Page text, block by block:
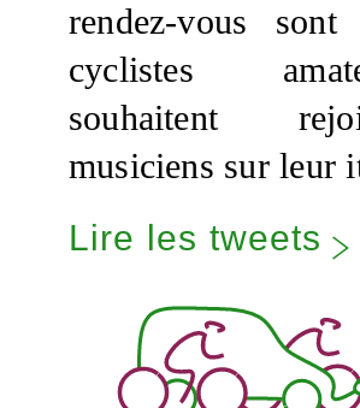
rendez-vous
cyclistes
souhaitent
musiciens sur leur
Lire les tweets